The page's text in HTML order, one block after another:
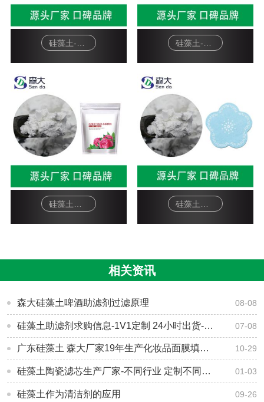
相关资讯
森大硅藻土啤酒助滤剂过滤原理 08-08
硅藻土助滤剂求购信息-1V1定制 24小时出货-[森大硅藻土] 07-08
广东硅藻土 森大厂家19年生产化妆品面膜填料硅藻土 10-29
硅藻土陶瓷滤芯生产厂家-不同行业 定制不同配方[森大硅藻土] 01-03
硅藻土作为清洁剂的应用 09-26